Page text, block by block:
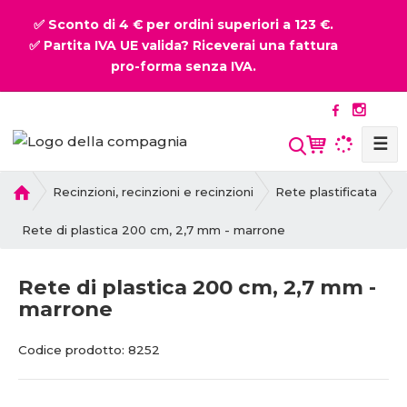
✅ Sconto di 4 € per ordini superiori a 123 €.
✅ Partita IVA UE valida? Riceverai una fattura
pro-forma senza IVA.
☰
i
p
a
i
Recinzioni, recinzioni e recinzioni Rete plastificata
Rete di plastica 200 cm, 2,7 mm - marrone
Rete di plastica 200 cm, 2,7 mm -
marrone
Codice prodotto: 8252